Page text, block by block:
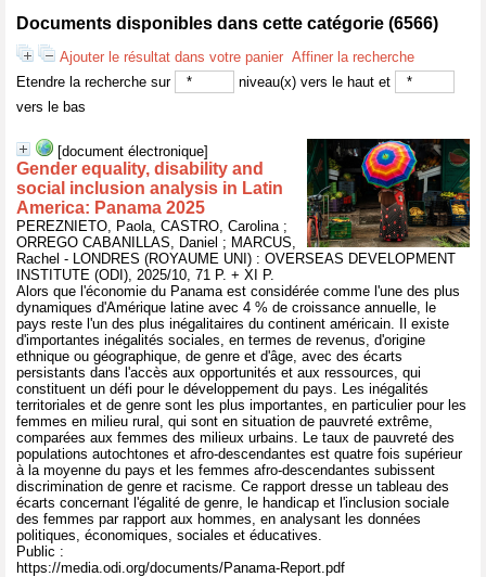
Documents disponibles dans cette catégorie (6566)
Ajouter le résultat dans votre panier Affiner la recherche
Etendre la recherche sur
niveau(x) vers le haut et
vers le bas
[document électronique]
Gender equality, disability and
social inclusion analysis in Latin
America: Panama 2025
PEREZNIETO, Paola, CASTRO, Carolina ;
ORREGO CABANILLAS, Daniel ; MARCUS,
Rachel - LONDRES (ROYAUME UNI) : OVERSEAS DEVELOPMENT
INSTITUTE (ODI), 2025/10, 71 P. + XI P.
Alors que l'économie du Panama est considérée comme l'une des plus
dynamiques d'Amérique latine avec 4 % de croissance annuelle, le
pays reste l'un des plus inégalitaires du continent américain. Il existe
d'importantes inégalités sociales, en termes de revenus, d'origine
ethnique ou géographique, de genre et d'âge, avec des écarts
persistants dans l'accès aux opportunités et aux ressources, qui
constituent un défi pour le développement du pays. Les inégalités
territoriales et de genre sont les plus importantes, en particulier pour les
femmes en milieu rural, qui sont en situation de pauvreté extrême,
comparées aux femmes des milieux urbains. Le taux de pauvreté des
populations autochtones et afro-descendantes est quatre fois supérieur
à la moyenne du pays et les femmes afro-descendantes subissent
discrimination de genre et racisme. Ce rapport dresse un tableau des
écarts concernant l'égalité de genre, le handicap et l'inclusion sociale
des femmes par rapport aux hommes, en analysant les données
politiques, économiques, sociales et éducatives.
Public :
https://media.odi.org/documents/Panama-Report.pdf